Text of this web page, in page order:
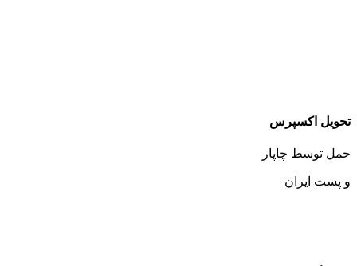
تحویل اکسپرس
حمل توسط چاپار
و پست ایران